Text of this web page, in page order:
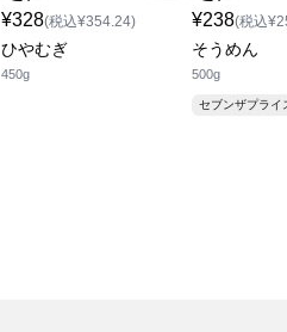
¥328(税込¥354.24)
ひやむぎ
450g
¥238(税込
そうめん
500g
セブンザプライ